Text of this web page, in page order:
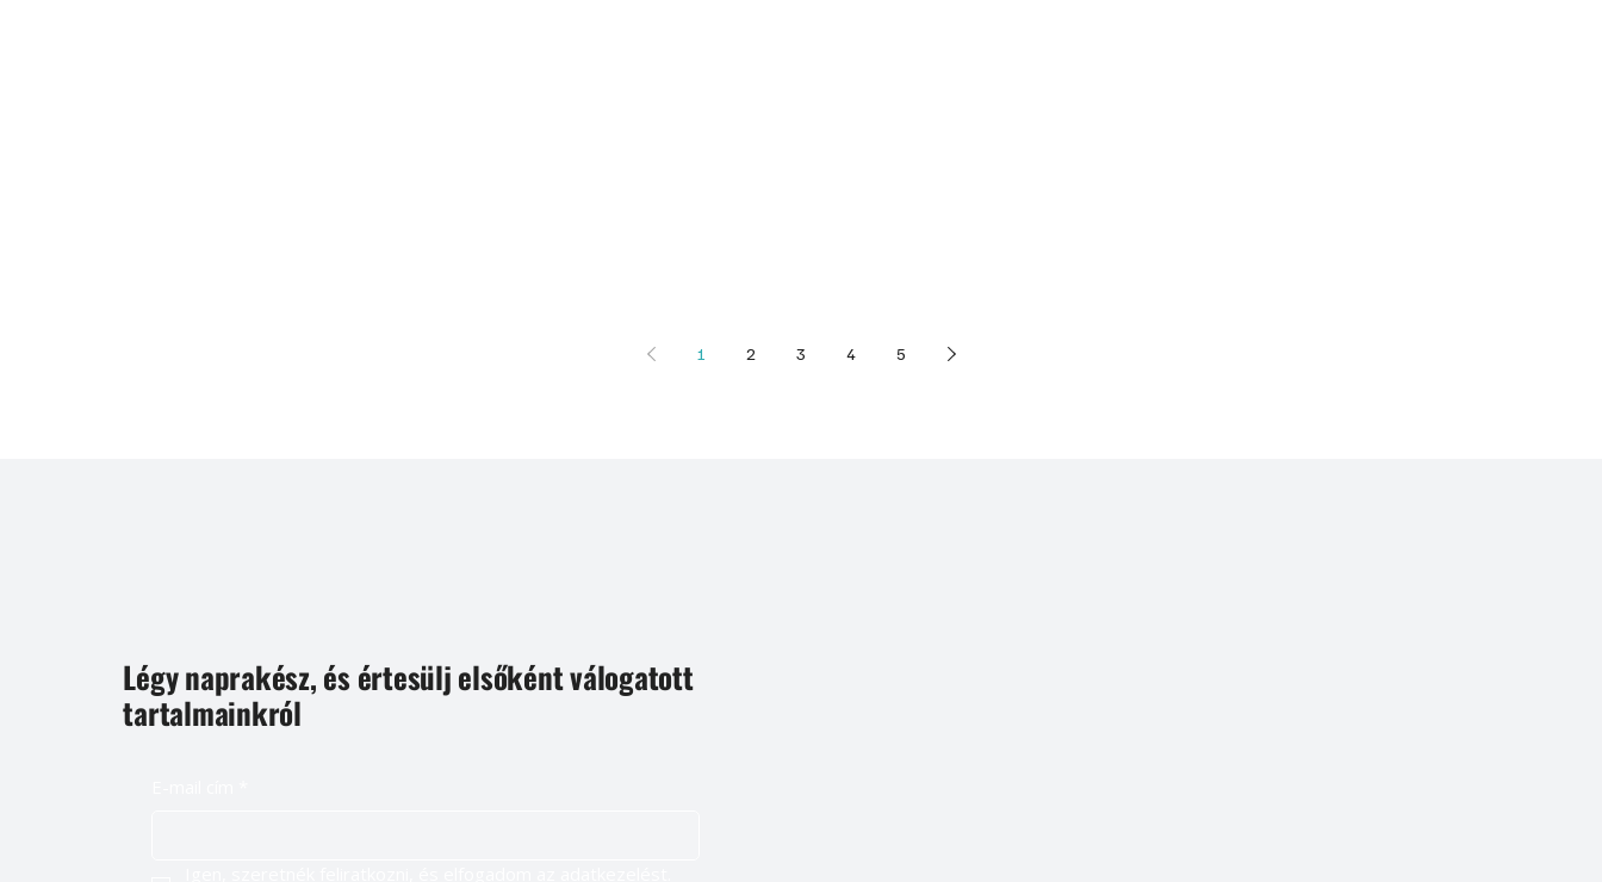
1 2 3 4 5
Légy naprakész, és értesülj elsőként válogatott
tartalmainkról